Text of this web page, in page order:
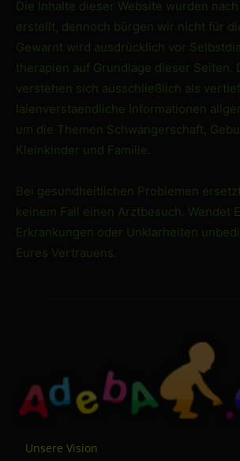
Die Inhalte dieser Website wurden
erstellt, dennoch bürgen wir nicht für
Gewarnt wird ausdrücklich vor
therapien auf Grundlage dieser Seiten.
verstehen sich ausschließlich als
laienverstaendliche Informationen
um die Themen Schwangerschaft,
Kleinkinder und Familie.
Bei gesundheitlichen Problemen
keinem Fall einen Arztbesuch. Wendet
Erkrankungen oder Unklarheiten
Eures Vertrauens.
Unsere Vision